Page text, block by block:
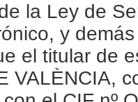
la Ley de
y
el titular de
VALÈNCIA,